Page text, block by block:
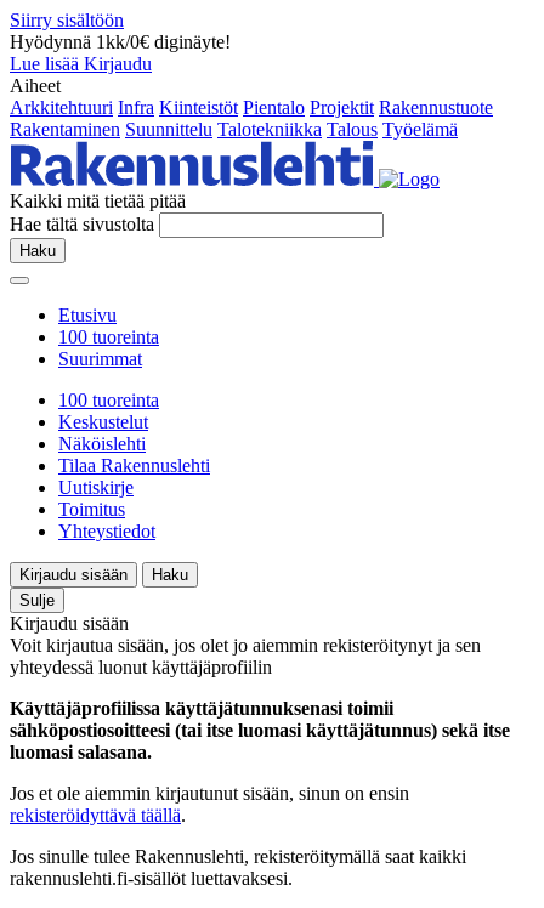
Siirry sisältöön
Hyödynnä 1kk/0€ diginäyte!
Lue lisää Kirjaudu
Aiheet
Arkkitehtuuri Infra Kiinteistöt Pientalo Projektit Rakennustuote
Rakentaminen Suunnittelu Talotekniikka Talous Työelämä
Kaikki mitä tietää pitää
Hae tältä sivustolta
Haku
Etusivu
100 tuoreinta
Suurimmat
100 tuoreinta
Keskustelut
Näköislehti
Tilaa Rakennuslehti
Uutiskirje
Toimitus
Yhteystiedot
Kirjaudu sisään
Haku
Sulje
Kirjaudu sisään
Voit kirjautua sisään, jos olet jo aiemmin rekisteröitynyt ja sen
yhteydessä luonut käyttäjäprofiilin
Käyttäjäprofiilissa käyttäjätunnuksenasi toimii
sähköpostiosoitteesi (tai itse luomasi käyttäjätunnus) sekä itse
luomasi salasana.
Jos et ole aiemmin kirjautunut sisään, sinun on ensin
rekisteröidyttävä täällä.
Jos sinulle tulee Rakennuslehti, rekisteröitymällä saat kaikki
rakennuslehti.fi-sisällöt luettavaksesi.